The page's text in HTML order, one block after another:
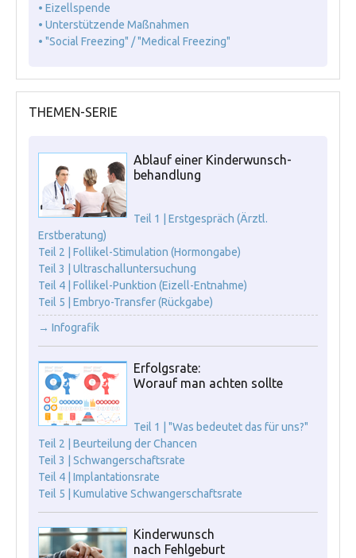
• Eizellspende
• Unterstützende Maßnahmen
• "Social Freezing" / "Medical Freezing"
THEMEN-SERIE
Ablauf einer Kinderwunsch-
behandlung
Teil 1 | Erstgespräch (Ärztl.
Erstberatung)
Teil 2 | Follikel-Stimulation (Hormongabe)
Teil 3 | Ultraschalluntersuchung
Teil 4 | Follikel-Punktion (Eizell-Entnahme)
Teil 5 | Embryo-Transfer (Rückgabe)
→ Infografik
Erfolgsrate:
Worauf man achten sollte
Teil 1 | "Was bedeutet das für uns?"
Teil 2 | Beurteilung der Chancen
Teil 3 | Schwangerschaftsrate
Teil 4 | Implantationsrate
Teil 5 | Kumulative Schwangerschaftsrate
Kinderwunsch
nach Fehlgeburt